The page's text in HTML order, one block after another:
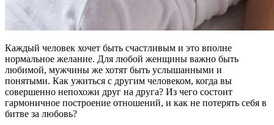
Каждый человек хочет быть счастливым и это вполне
нормальное желание. Для любой женщины важно быть
любимой, мужчины же хотят быть услышанными и
понятыми. Как ужиться с другим человеком, когда вы
совершенно непохожи друг на друга? Из чего состоит
гармоничное построение отношений, и как не потерять себя в
битве за любовь?